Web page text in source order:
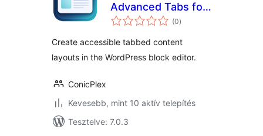
Advanced Tabs for
Block Editor (0értékelés
összesen
)
Create accessible tabbed content
layouts in the WordPress block editor.
ConicPlex
Kevesebb, mint 10 aktív telepítés
Tesztelve: 7.0.3